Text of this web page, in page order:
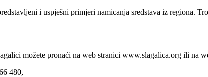
i uspješni primjeri namicanja sredstava iz regiona.
možete pronaći na web stranici www.slagalica.org ili na
480,